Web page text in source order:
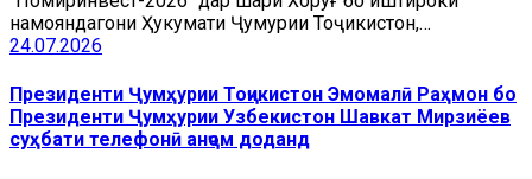
намояндагони Ҳукумати Ҷумҳурии Тоҷикистон,…
24.07.2026
Президенти Ҷумҳурии Тоҷикистон Эмомалӣ Раҳмон бо
Президенти Ҷумҳурии Узбекистон Шавкат Мирзиёев
суҳбати телефонӣ анҷом доданд